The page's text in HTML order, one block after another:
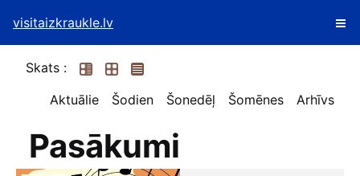
visitaizkraukle.lv
Skats :
Aktuālie
Šodien Šonedēļ Šomēnes Arhīvs
Pasākumi